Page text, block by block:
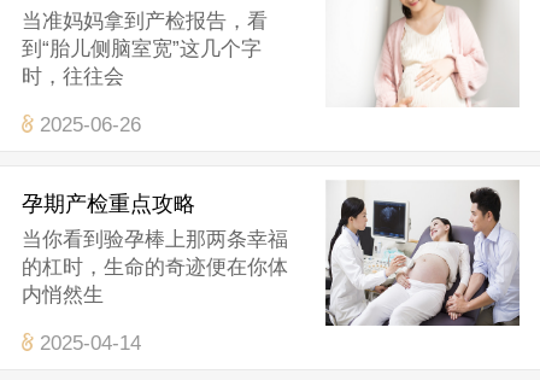
当准妈妈拿到产检报告，看
到“胎儿侧脑室宽”这几个字
时，往往会
2025-06-26
孕期产检重点攻略
当你看到验孕棒上那两条幸福
的杠时，生命的奇迹便在你体
内悄然生
2025-04-14